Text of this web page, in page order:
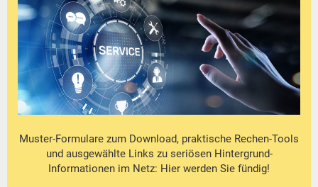
Muster-Formulare zum Download, praktische Rechen-Tools
und ausgewählte Links zu seriösen Hintergrund-
Informationen im Netz: Hier werden Sie fündig!